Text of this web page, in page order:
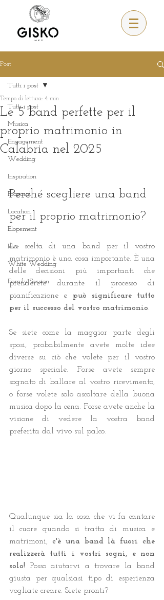
Post
Tutti i post
Musica
Engagement
Wedding
Inspiration
Proposal
Location
Elopement
Idee
White Wedding
Family Session
Tutti i post
Le 5 band perfette per il
proprio matrimonio in
Calabria nel 2025
Tempo di lettura: 4 min
Perché scegliere una band
per il proprio matrimonio?
La scelta di una band per il vostro
matrimonio è una cosa importante. È una
delle decisioni più importanti che
prenderete durante il processo di
pianificazione e può significare tutto
per il successo del vostro matrimonio.
Se siete come la maggior parte degli
sposi, probabilmente avete molte idee
diverse su ciò che volete per il vostro
giorno speciale. Forse avete sempre
sognato di ballare al vostro ricevimento,
o forse volete solo ascoltare della buona
musica dopo la cena. Forse avete anche la
visione di vedere la vostra band
preferita dal vivo sul palco.
Qualunque sia la cosa che vi fa cantare
il cuore quando si tratta di musica e
matrimoni, c'è una band là fuori che
realizzerà tutti i vostri sogni, e non
solo! Posso aiutarvi a trovare la band
giusta per qualsiasi tipo di esperienza
vogliate creare. Siete pronti?